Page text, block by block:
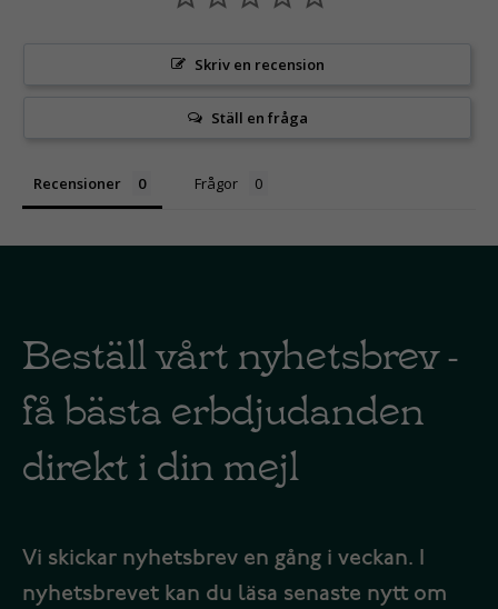
Skriv en recension
Ställ en fråga
Recensioner Frågor
Beställ vårt nyhetsbrev -
få bästa erbdjudanden
direkt i din mejl
Vi skickar nyhetsbrev en gång i veckan. I
nyhetsbrevet kan du läsa senaste nytt om